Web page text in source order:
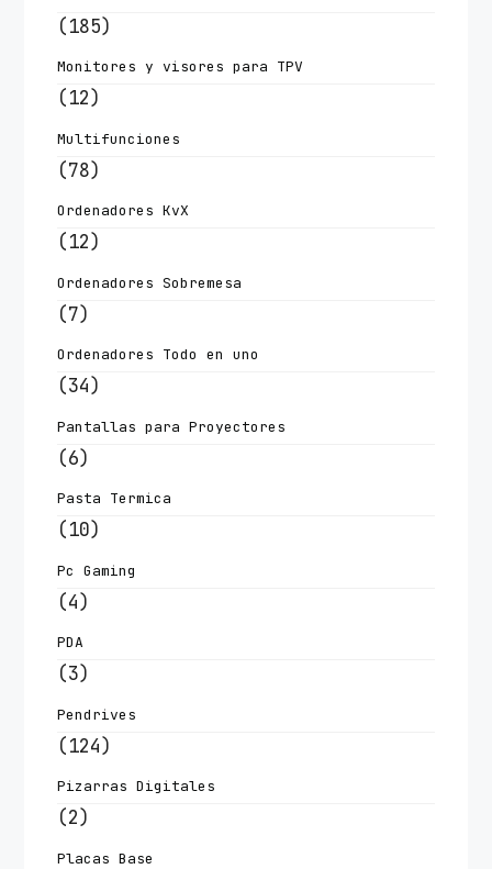
(185)
Monitores y visores para TPV
(12)
Multifunciones
(78)
Ordenadores KvX
(12)
Ordenadores Sobremesa
(7)
Ordenadores Todo en uno
(34)
Pantallas para Proyectores
(6)
Pasta Termica
(10)
Pc Gaming
(4)
PDA
(3)
Pendrives
(124)
Pizarras Digitales
(2)
Placas Base